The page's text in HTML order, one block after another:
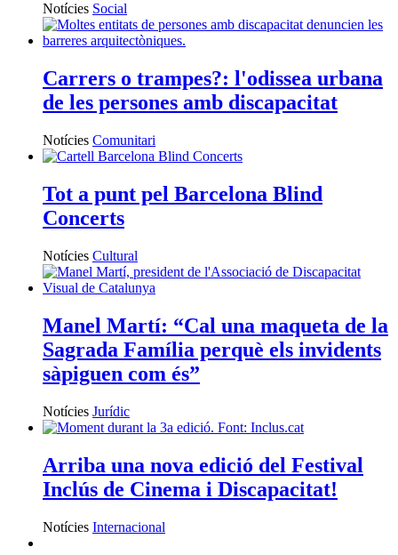
Notícies Social
Carrers o trampes?: l'odissea urbana
de les persones amb discapacitat
Notícies Comunitari
Tot a punt pel Barcelona Blind
Concerts
Notícies Cultural
Manel Martí: “Cal una maqueta de la
Sagrada Família perquè els invidents
sàpiguen com és”
Notícies Jurídic
Arriba una nova edició del Festival
Inclús de Cinema i Discapacitat!
Notícies Internacional